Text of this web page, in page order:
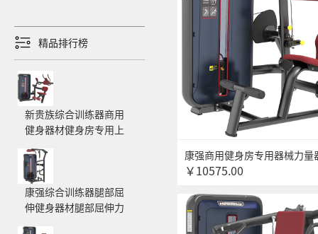
精品排行榜
新贵族综合训练器商用
健身器材健身房专用上
肢力量专项训练器 6011
坐式腹肌训练器
康强综合训练器腿部屈
伸健身器材腿部屈伸力
量训练器材 6012立式小
康强商用健身房专用器械力量
器械无氧健身器械 6010背部
￥10575.00